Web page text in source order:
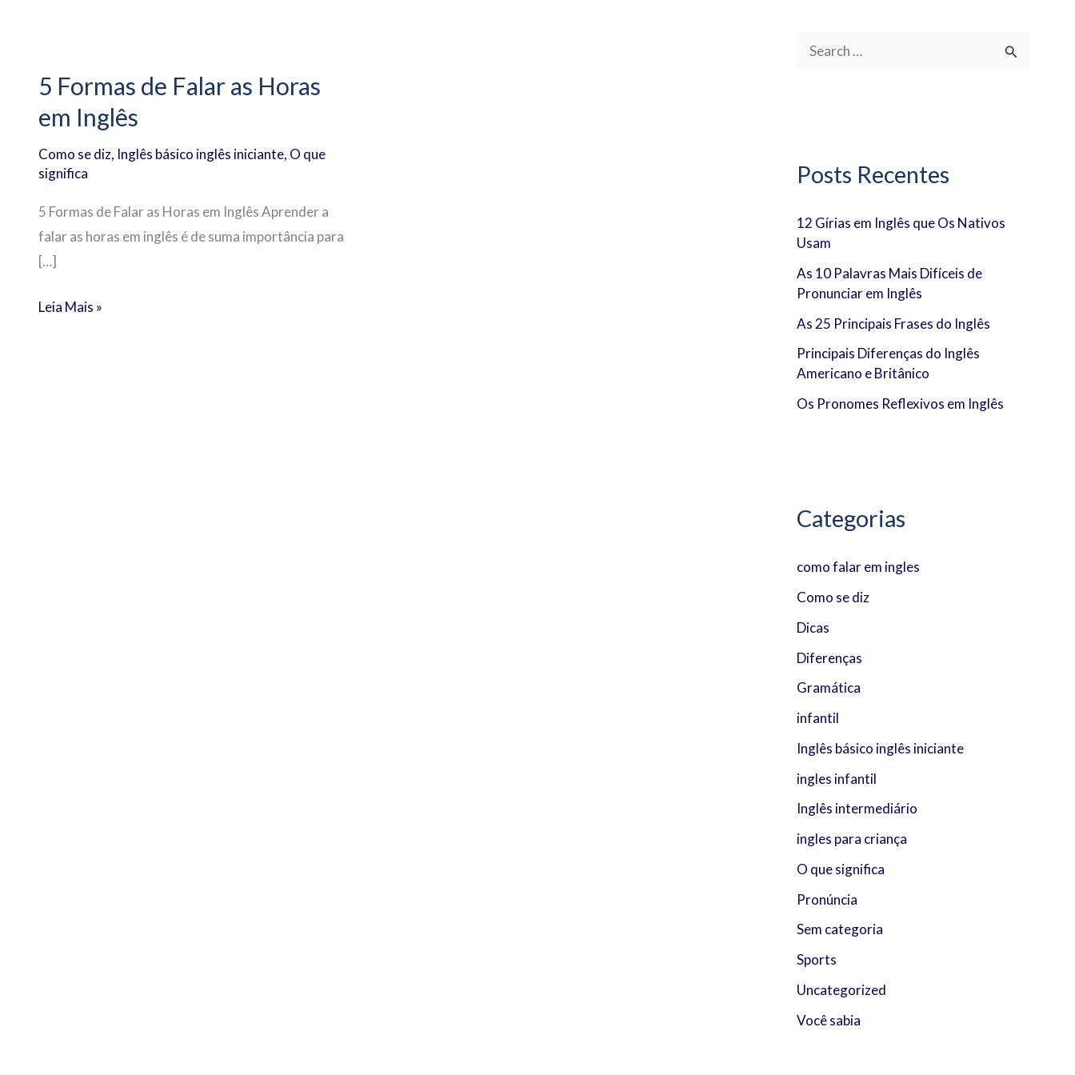
5 Formas de Falar as Horas
em Inglês
Como se diz, Inglês básico inglês iniciante, O que
significa
5 Formas de Falar as Horas em Inglês Aprender a
falar as horas em inglês é de suma importância para
[…]
de
Falar
Horas
em
Inglês
Leia Mais »
u
s
a
r
p
o
r
:
Posts Recentes
12 Gírias em Inglês que Os Nativos
Usam
As 10 Palavras Mais Difíceis de
Pronunciar em Inglês
As 25 Principais Frases do Inglês
Principais Diferenças do Inglês
Americano e Britânico
Os Pronomes Reflexivos em Inglês
Categorias
como falar em ingles
Como se diz
Dicas
Diferenças
Gramática
infantil
Inglês básico inglês iniciante
ingles infantil
Inglês intermediário
ingles para criança
O que significa
Pronúncia
Sem categoria
Sports
Uncategorized
Você sabia